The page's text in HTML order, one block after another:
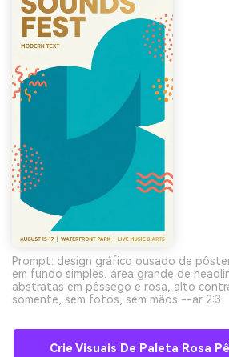
Prompt: design gráfico ousado de
em fundo simples, área grande de
abstratas em pêssego e rosa, alto
somente, sem fotos, sem mãos --ar 2:3
Crie Visuais De Paleta Rosa